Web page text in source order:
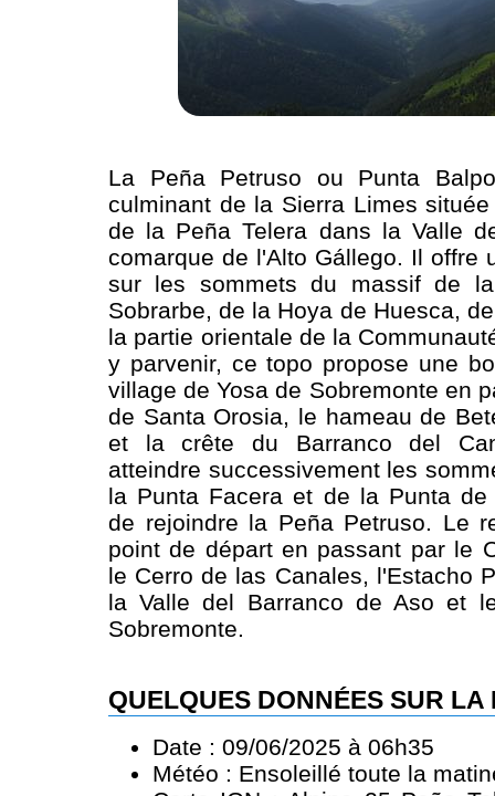
La Peña Petruso ou Punta
culminant de la Sierra Limes
de la Peña Telera dans la Valle
comarque de l'Alto Gállego. Il offre
sur les sommets du massif de
Sobrarbe, de la Hoya de Huesca,
la partie orientale de la
y parvenir, ce topo propose une
village de Yosa de Sobremonte en
de Santa Orosia, le hameau de
et la crête du Barranco del
atteindre successivement les
la Punta Facera et de la Punta de
de rejoindre la Peña Petruso. Le
point de départ en passant par le
le Cerro de las Canales, l'Estacho
la Valle del Barranco de Aso et
Sobremonte.
QUELQUES DONNÉES SUR LA
Date : 09/06/2025 à 06h35
Météo : Ensoleillé toute la